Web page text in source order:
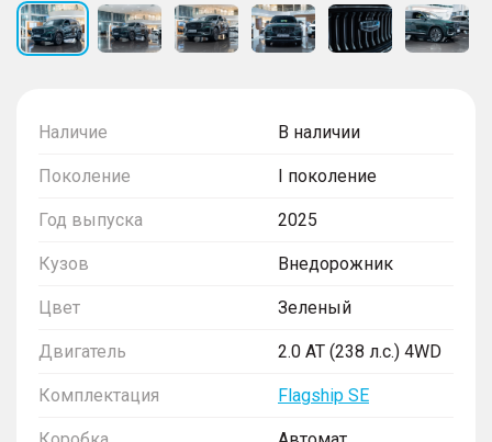
Наличие В наличии
Поколение I поколение
Год выпуска 2025
Кузов Внедорожник
Цвет Зеленый
Двигатель 2.0 AT (238 л.с.) 4WD
Комплектация Flagship SE